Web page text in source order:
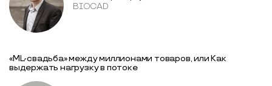
BIOCAD
«ML-свадьба» между миллионами товаров, или Как
выдержать нагрузку в потоке